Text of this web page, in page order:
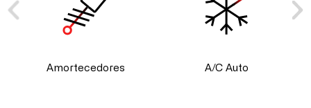
Amortecedores A/C Auto